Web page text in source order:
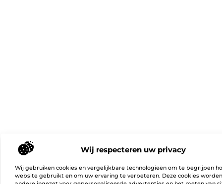
Wij respecteren uw privacy
Wij gebruiken cookies en vergelijkbare technologieën om te begrijpen
website gebruikt en om uw ervaring te verbeteren. Deze cookies